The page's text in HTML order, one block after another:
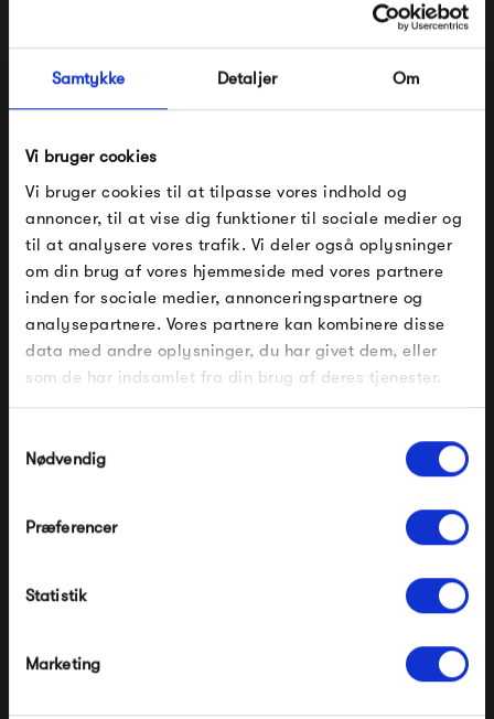
Samtykke Detaljer Om
Vi bruger cookies
Vi bruger cookies til at tilpasse vores indhold og
annoncer, til at vise dig funktioner til sociale medier og
til at analysere vores trafik. Vi deler også oplysninger
om din brug af vores hjemmeside med vores partnere
inden for sociale medier, annonceringspartnere og
analysepartnere. Vores partnere kan kombinere disse
data med andre oplysninger, du har givet dem, eller
som de har indsamlet fra din brug af deres tjenester.
Nødvendig
Præferencer
Statistik
Marketing
Det er ikke helt til at se det, men String blev faktisk
designet i 1949. Dengang var den svenske arkitekt Nils
String, der designede reolen, men siden er der kommet flere
moduler til.
Produkter fra samme kategori
6 600,00 kr
Montana Selection
6 600,00 kr
FÅ 10% PÅ DIN NÆSTE ORDRE
Indtast din e-mail, så sender vi rabatkoden til dig på
mail. Minimumsbeløb er 499 kr. for at indløse
rabatten.
Gælder ikke på produkter fra Fermob, File Under
*Ved at tilmelde dig accepterer du at modtage e-